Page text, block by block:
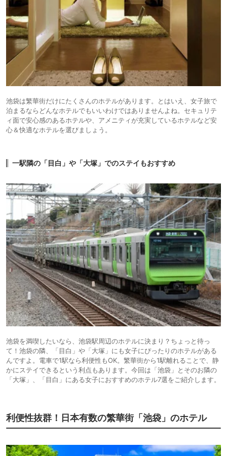
池袋は繁華街だけにたくさんのホテルがあります。とはいえ、女子旅で
泊まるならどんなホテルでもいいわけではありませんよね。セキュリテ
ィ面で安心感のあるホテルや、アメニティが充実しているホテルなど安
心＆快適なホテルを選びましょう。
一駅隣の「目白」や「大塚」でのステイもおすすめ
池袋を満喫したいなら、池袋駅周辺のホテルに決まり？ちょっと待っ
て！池袋の隣、「目白」や「大塚」にも女子にぴったりのホテルがある
んですよ。電車で1駅なら利便性もOK。繁華街から1駅離れることで、静
かにステイできるという利点もあります。今回は「池袋」とそのお隣の
「大塚」、「目白」にある女子におすすめのホテル7選をご紹介します。
利便性抜群！日本有数の繁華街「池袋」のホテル